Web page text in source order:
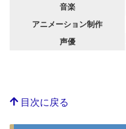
音楽
アニメーション制作
声優
目次に戻る